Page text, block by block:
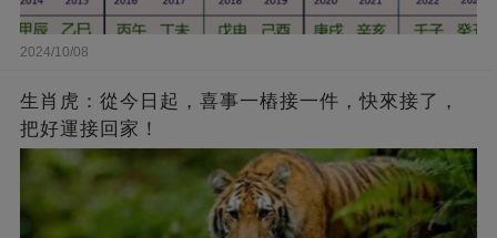
2024/10/08
生肖虎：從今日起，喜事一樁接一件，快來接了，
把好運接回家！